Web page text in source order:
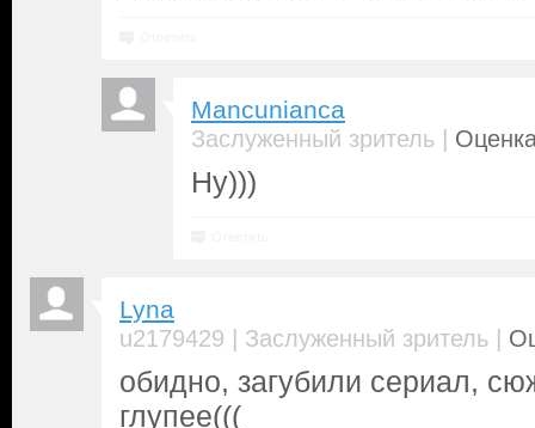
Mancunianca
Заслуженный зритель |
Ну)))
Lyna
u2179429 | Заслуженный зритель |
обидно, загубили сериал,
глупее(((